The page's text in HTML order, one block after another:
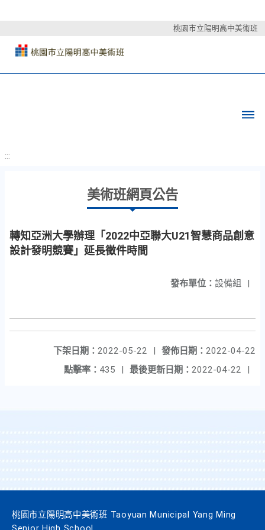
桃園市立陽明高中美術班
:::
美術班網頁公告
轉知亞洲大學辦理「2022中亞聯大U21智慧商品創意
設計發明競賽」延長徵件時間
發布單位： 設備組 |
發佈日期： 2022-04-22
下架日期： 2022-05-22
|
最後更新日期： 2022-04-22 |
點擊率： 435 |
桃園市立陽明高中美術班 Taoyuan Municipal Yang Ming